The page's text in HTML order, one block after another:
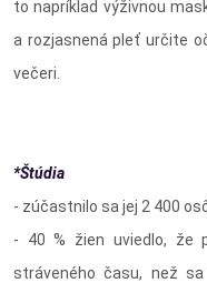
to napríklad výživnou
a rozjasnená pleť určite
večeri.
*Štúdia
- zúčastnilo sa jej 2 400
- 40 % žien uviedlo, že
stráveného času, než